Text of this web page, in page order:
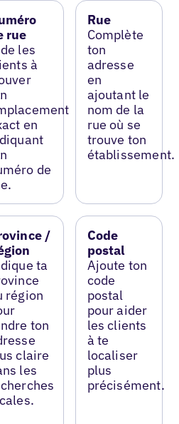
rue
les
à
en
de
Rue
Complète
ton
adresse
en
ajoutant le
nom de la
rue où se
trouve ton
établissement.
/
ta
région
ton
claire
les
Code
postal
Ajoute ton
code
postal
pour aider
les clients
à te
localiser
plus
précisément.